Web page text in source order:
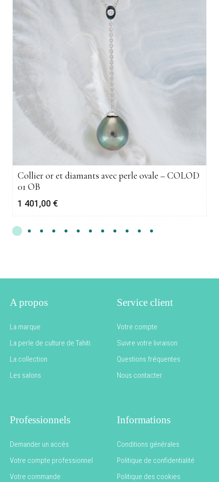
Collier or et diamants avec perle ovale – COLOD
01 OB
1 401,00 €
A propos
La marque
La perle de culture de Tahiti
La collection
Les salons
Service client
Votre compte
Suivre votre livraison
Questions fréquentes
Nous contacter
Professionnels
Demander un accès
Votre compte professionnel
Votre commande
Informations
Conditions générales
Politique de confidentialité
Politique des cookies